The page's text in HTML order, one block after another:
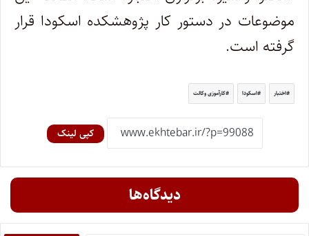
موضوعات در دستور کار پژوهشکده اسکودا قرار
گرفته است.
اختبار اسکودا کارآموزی وکالت
کپی لینک
دیدگاه‌ها